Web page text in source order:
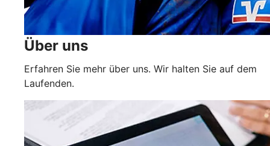
Über uns
Erfahren Sie mehr über uns. Wir halten Sie auf dem
Laufenden.